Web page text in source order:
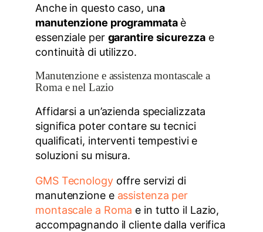
Anche in questo caso, una
manutenzione programmata è
essenziale per garantire sicurezzae
continuità di utilizzo.
Manutenzione e assistenza montascale a
Roma e nel Lazio
Affidarsi a un’azienda specializzata
significa poter contare su tecnici
qualificati, interventi tempestivi e
soluzioni su misura.
GMS Tecnologyoffre servizi di
manutenzione e assistenza per
montascale a Roma e in tutto il Lazio,
accompagnando il cliente dalla verifica